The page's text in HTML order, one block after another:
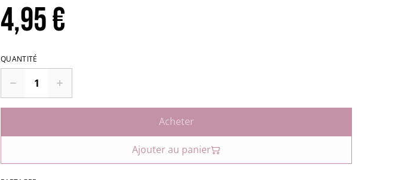
4,95 €
QUANTITÉ
Acheter
Ajouter au panier